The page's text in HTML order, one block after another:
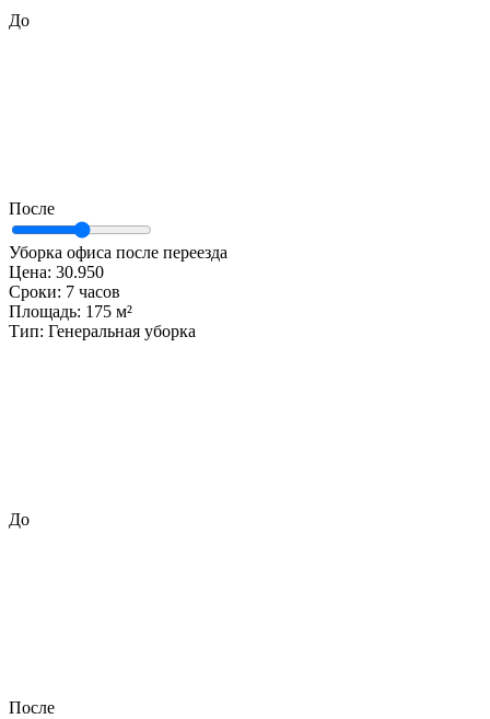
До
После
Уборка офиса после переезда
Цена: 30.950
Сроки: 7 часов
Площадь: 175 м²
Тип: Генеральная уборка
До
После